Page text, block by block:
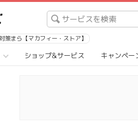
策まら【マカフィー・ストア】
ショップ&サービス キャンペー